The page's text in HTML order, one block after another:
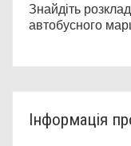
Знайдіть
автобусного
Інформація